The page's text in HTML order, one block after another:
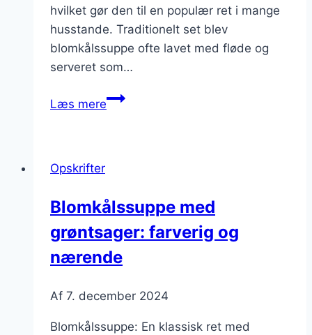
hvilket gør den til en populær ret i mange
husstande. Traditionelt set blev
blomkålssuppe ofte lavet med fløde og
serveret som…
Læs mereBlomkålssuppe
Opskrifter
Blomkålssuppe med
grøntsager: farverig og
nærende
Af 7. december 2024
Blomkålssuppe: En klassisk ret med